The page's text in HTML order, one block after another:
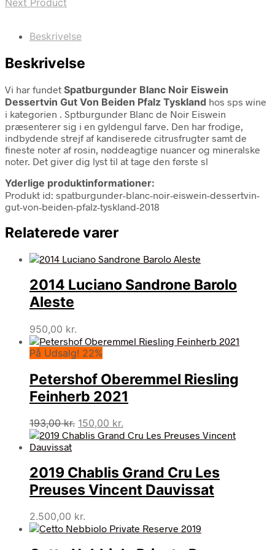
Next Product
Beskrivelse
Beskrivelse
Vi har fundet Spatburgunder Blanc Noir Eiswein
Dessertvin Gut Von Beiden Pfalz Tyskland hos sps wine
i kategorien . Sptburgunder Blanc de Noir Eiswein
præsenterer sig i en gyldengul farve. Den har frodige,
indbydende strejf af kandiserede citrusfrugter samt de
fineste noter af rosin, nøddeagtige nuancer og mineralske
noter. Det giver dig lyst til at tage den første sl
Yderlige produktinformationer:
Produkt id: spatburgunder-blanc-noir-eiswein-dessertvin-
gut-von-beiden-pfalz-tyskland-2018
Relaterede varer
2014 Luciano Sandrone Barolo
Aleste
950,00 kr.
På Udsalg! 22%
Petershof Oberemmel Riesling
Feinherb 2021
193,00kr. Den
oprindelige
193,00 kr..
150,00 kr.
aktuelle
150,00 kr..
2019 Chablis Grand Cru Les
Preuses Vincent Dauvissat
2.500,00 kr.